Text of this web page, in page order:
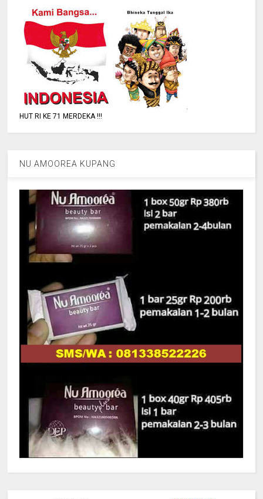
HUT RI KE 71 MERDEKA !!!
NU AMOOREA KUPANG